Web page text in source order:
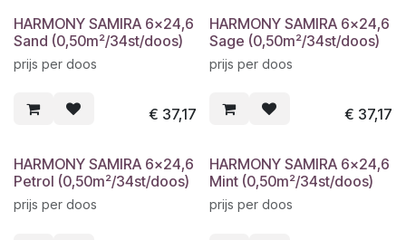
HARMONY SAMIRA 6x24,6
Sand (0,50m²/34st/doos)
prijs per doos
€ 37,17
HARMONY SAMIRA 6x24,6
Sage (0,50m²/34st/doos)
prijs per doos
€ 37,17
HARMONY SAMIRA 6x24,6
Petrol (0,50m²/34st/doos)
prijs per doos
HARMONY SAMIRA 6x24,6
Mint (0,50m²/34st/doos)
prijs per doos